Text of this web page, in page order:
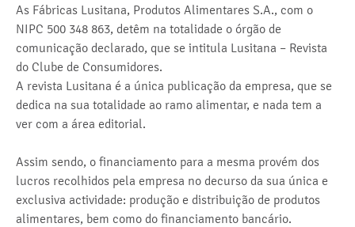
As Fábricas Lusitana, Produtos Alimentares S.A., com o
NIPC 500 348 863, detêm na totalidade o órgão de
comunicação declarado, que se intitula Lusitana – Revista
do Clube de Consumidores.
A revista Lusitana é a única publicação da empresa, que se
dedica na sua totalidade ao ramo alimentar, e nada tem a
ver com a área editorial.
Assim sendo, o financiamento para a mesma provém dos
lucros recolhidos pela empresa no decurso da sua única e
exclusiva actividade: produção e distribuição de produtos
alimentares, bem como do financiamento bancário.